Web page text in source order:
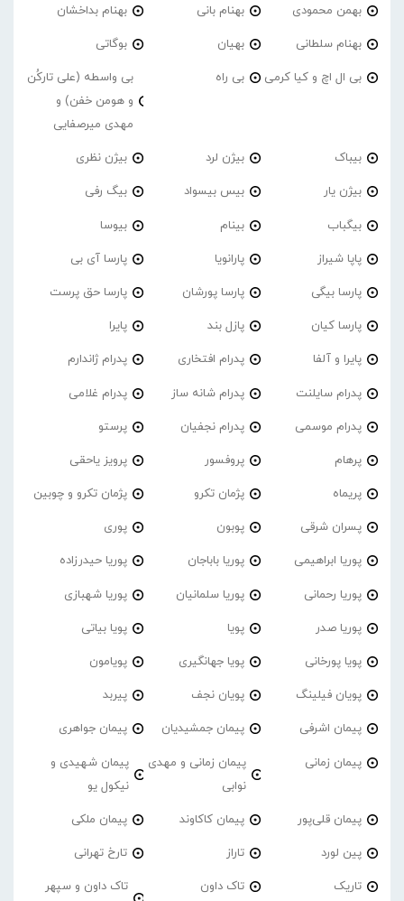
بهمن محمودی بهنام بانی بهنام بداخشان
بهنام سلطانی بهیان بوگاتی
بی ال اچ و کیا کرمی بی راه
بی واسطه (علی تارکُن
و هومن خفن) و
مهدی میرصفایی
بیباک بیژن لرد بیژن نظری
بیژن یار بیس بیسواد بیگ رفی
بیگباب بینام بیوسا
پاپا شیراز پارانویا پارسا آی بی
پارسا بیگی پارسا پورشان پارسا حق پرست
پارسا کیان پازل بند پایرا
پایرا و آلفا پدرام افتخاری پدرام ژاندارم
پدرام‌ سایلنت پدرام شانه ساز پدرام غلامی
پدرام موسمی پدرام نجفیان پرستو
پرهام پروفسور پرویز یاحقی
پریماه پژمان تکرو پژمان تکرو و چوبین
پسران شرقی پوبون پوری
پوریا ابراهیمی پوریا باباجان پوریا حیدرزاده
پوریا رحمانی پوریا سلمانیان پوریا شهبازی
پوریا صدر پویا پویا بیاتی
پویا پورخانی پویا جهانگیری پویامون
پویان فیلینگ پویان نجف پیربد
پیمان اشرفی پیمان جمشیدیان پیمان جواهری
پیمان زمانی
پیمان زمانی و مهدی
نوابی
پیمان شهیدی و
نیکول یو
پیمان قلی‌پور پیمان کاکاوند پیمان ملکی
پین لورد تاراز تارخ تهرانی
تاریک تاک داون
تاک داون و سپهر